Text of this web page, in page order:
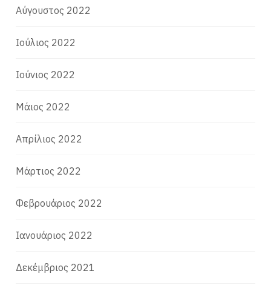
Αύγουστος 2022
Ιούλιος 2022
Ιούνιος 2022
Μάιος 2022
Απρίλιος 2022
Μάρτιος 2022
Φεβρουάριος 2022
Ιανουάριος 2022
Δεκέμβριος 2021